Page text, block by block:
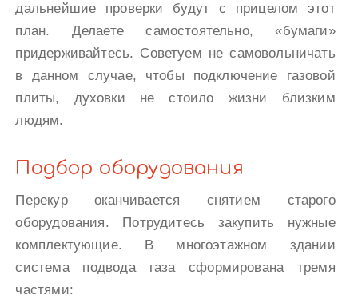
дальнейшие проверки будут с прицелом этот
план. Делаете самостоятельно, «бумаги»
придерживайтесь. Советуем не самовольничать
в данном случае, чтобы подключение газовой
плиты, духовки не стоило жизни близким
людям.
Подбор оборудования
Перекур оканчивается снятием старого
оборудования. Потрудитесь закупить нужные
комплектующие. В многоэтажном здании
система подвода газа сформирована тремя
частями: